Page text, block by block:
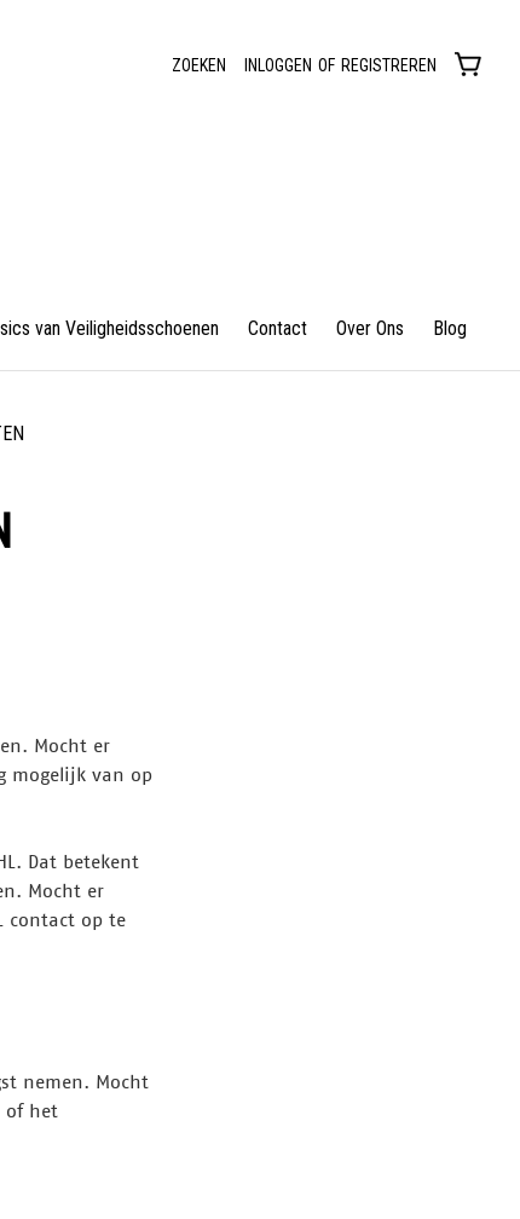
ZOEKEN INLOGGEN OF REGISTREREN
van Veiligheidsschoenen Contact Over Ons Blog
Mocht er
mogelijk van op
Dat betekent
Mocht er
contact op te
nemen. Mocht
of het